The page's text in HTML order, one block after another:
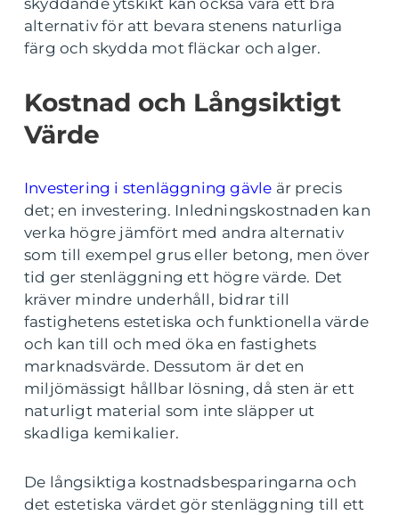
skyddande ytskikt kan också vara ett bra
alternativ för att bevara stenens naturliga
färg och skydda mot fläckar och alger.
Kostnad och Långsiktigt
Värde
Investering i stenläggning gävle är precis
det; en investering. Inledningskostnaden kan
verka högre jämfört med andra alternativ
som till exempel grus eller betong, men över
tid ger stenläggning ett högre värde. Det
kräver mindre underhåll, bidrar till
fastighetens estetiska och funktionella värde
och kan till och med öka en fastighets
marknadsvärde. Dessutom är det en
miljömässigt hållbar lösning, då sten är ett
naturligt material som inte släpper ut
skadliga kemikalier.
De långsiktiga kostnadsbesparingarna och
det estetiska värdet gör stenläggning till ett